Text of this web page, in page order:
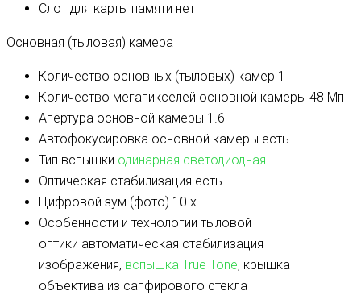
Слот для карты памяти нет
Основная (тыловая) камера
Количество основных (тыловых) камер 1
Количество мегапикселей основной камеры 48 Мп
Апертура основной камеры 1.6
Автофокусировка основной камеры есть
Тип вспышки одинарная светодиодная
Оптическая стабилизация есть
Цифровой зум (фото) 10 x
Особенности и технологии тыловой
оптики автоматическая стабилизация
изображения, вспышка True Tone, крышка
объектива из сапфирового стекла